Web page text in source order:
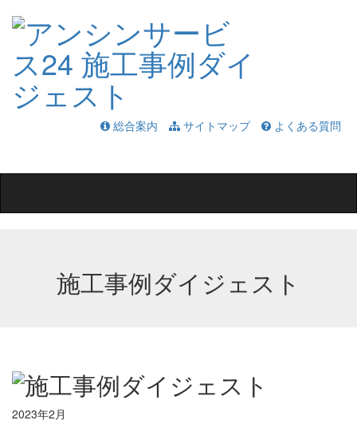
総合案内 サイトマップ
よくある質問
施工事例ダイジェスト
2023年2月